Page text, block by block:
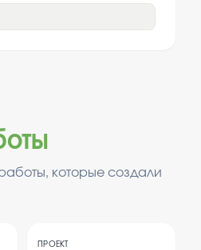
которые создали
ПРОЕКТ